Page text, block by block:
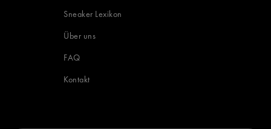
Sneaker Lexikon
Über uns
FAQ
Kontakt